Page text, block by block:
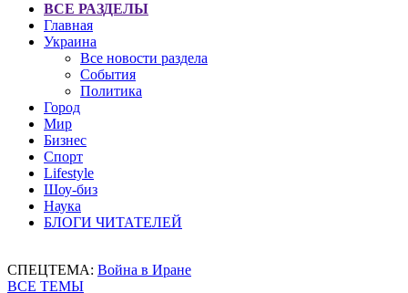
ВСЕ РАЗДЕЛЫ
Главная
Украина
Все новости раздела
События
Политика
Город
Мир
Бизнес
Спорт
Lifestyle
Шоу-биз
Наука
БЛОГИ ЧИТАТЕЛЕЙ
СПЕЦТЕМА: Война в Иране
ВСЕ ТЕМЫ